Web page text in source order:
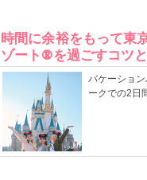
時間に余裕をもって東
ゾート®を過ごすコツ
バケーショ
ークでの2日